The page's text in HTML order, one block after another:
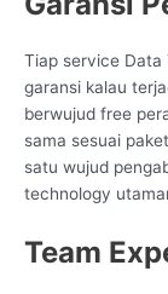
Tiap service Data
garansi kalau
berwujud free
sama sesuai
satu wujud
technology
Team